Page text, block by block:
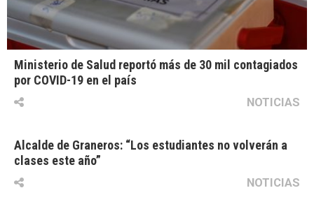
Ministerio de Salud reportó más de 30 mil contagiados
por COVID-19 en el país
NOTICIAS
Alcalde de Graneros: “Los estudiantes no volverán a
clases este año”
NOTICIAS